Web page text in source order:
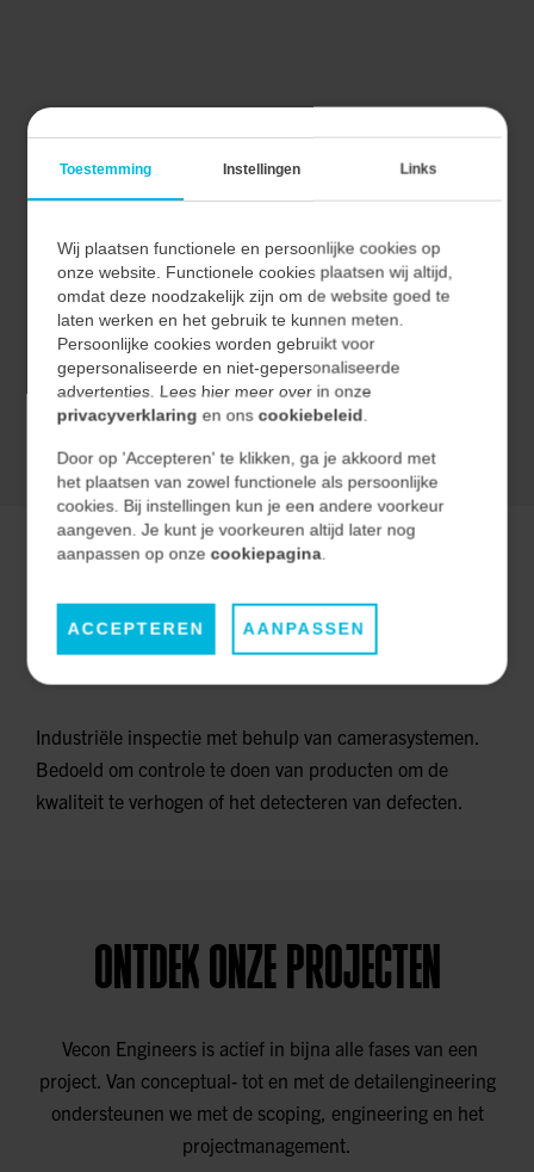
DATA ENGINEERING
uit machines en fabriek uit te lezen. Met deze data
kunnen maken wij dashboards om bijvoorbeeld voor
inzicht in storingen, OEE en productieaantallen.
OEE (OVERALL EQUIPMENT EFFECTIVENESS)
Een maatstaf voor de efficiëntie van productieprocessen,
die productieprestaties, beschikbaarheid en
kwaliteitsoutput beoordeelt.
MACHINE VISION
Industriële inspectie met behulp van camerasystemen.
Bedoeld om controle te doen van producten om de
kwaliteit te verhogen of het detecteren van defecten.
ONTDEK ONZE PROJECTEN
Vecon Engineers is actief in bijna alle fases van een
project. Van conceptual- tot en met de detailengineering
ondersteunen we met de scoping, engineering en het
projectmanagement.
Toestemming Instellingen Links
Wij plaatsen functionele en persoonlijke cookies op
onze website. Functionele cookies plaatsen wij altijd,
omdat deze noodzakelijk zijn om de website goed te
laten werken en het gebruik te kunnen meten.
Persoonlijke cookies worden gebruikt voor
gepersonaliseerde en niet-gepersonaliseerde
advertenties. Lees hier meer over in onze
privacyverklaring en onscookiebeleid .
Door op 'Accepteren' te klikken, ga je akkoord met
het plaatsen van zowel functionele als persoonlijke
cookies. Bij instellingen kun je een andere voorkeur
aangeven. Je kunt je voorkeuren altijd later nog
aanpassen op onzecookiepagina.
ACCEPTEREN AANPASSEN